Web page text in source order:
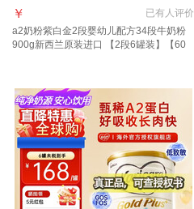
已有人评价
￥
a2奶粉紫白金2段婴幼儿配方34段牛奶粉
900g新西兰原装进口 【2段6罐装】【60